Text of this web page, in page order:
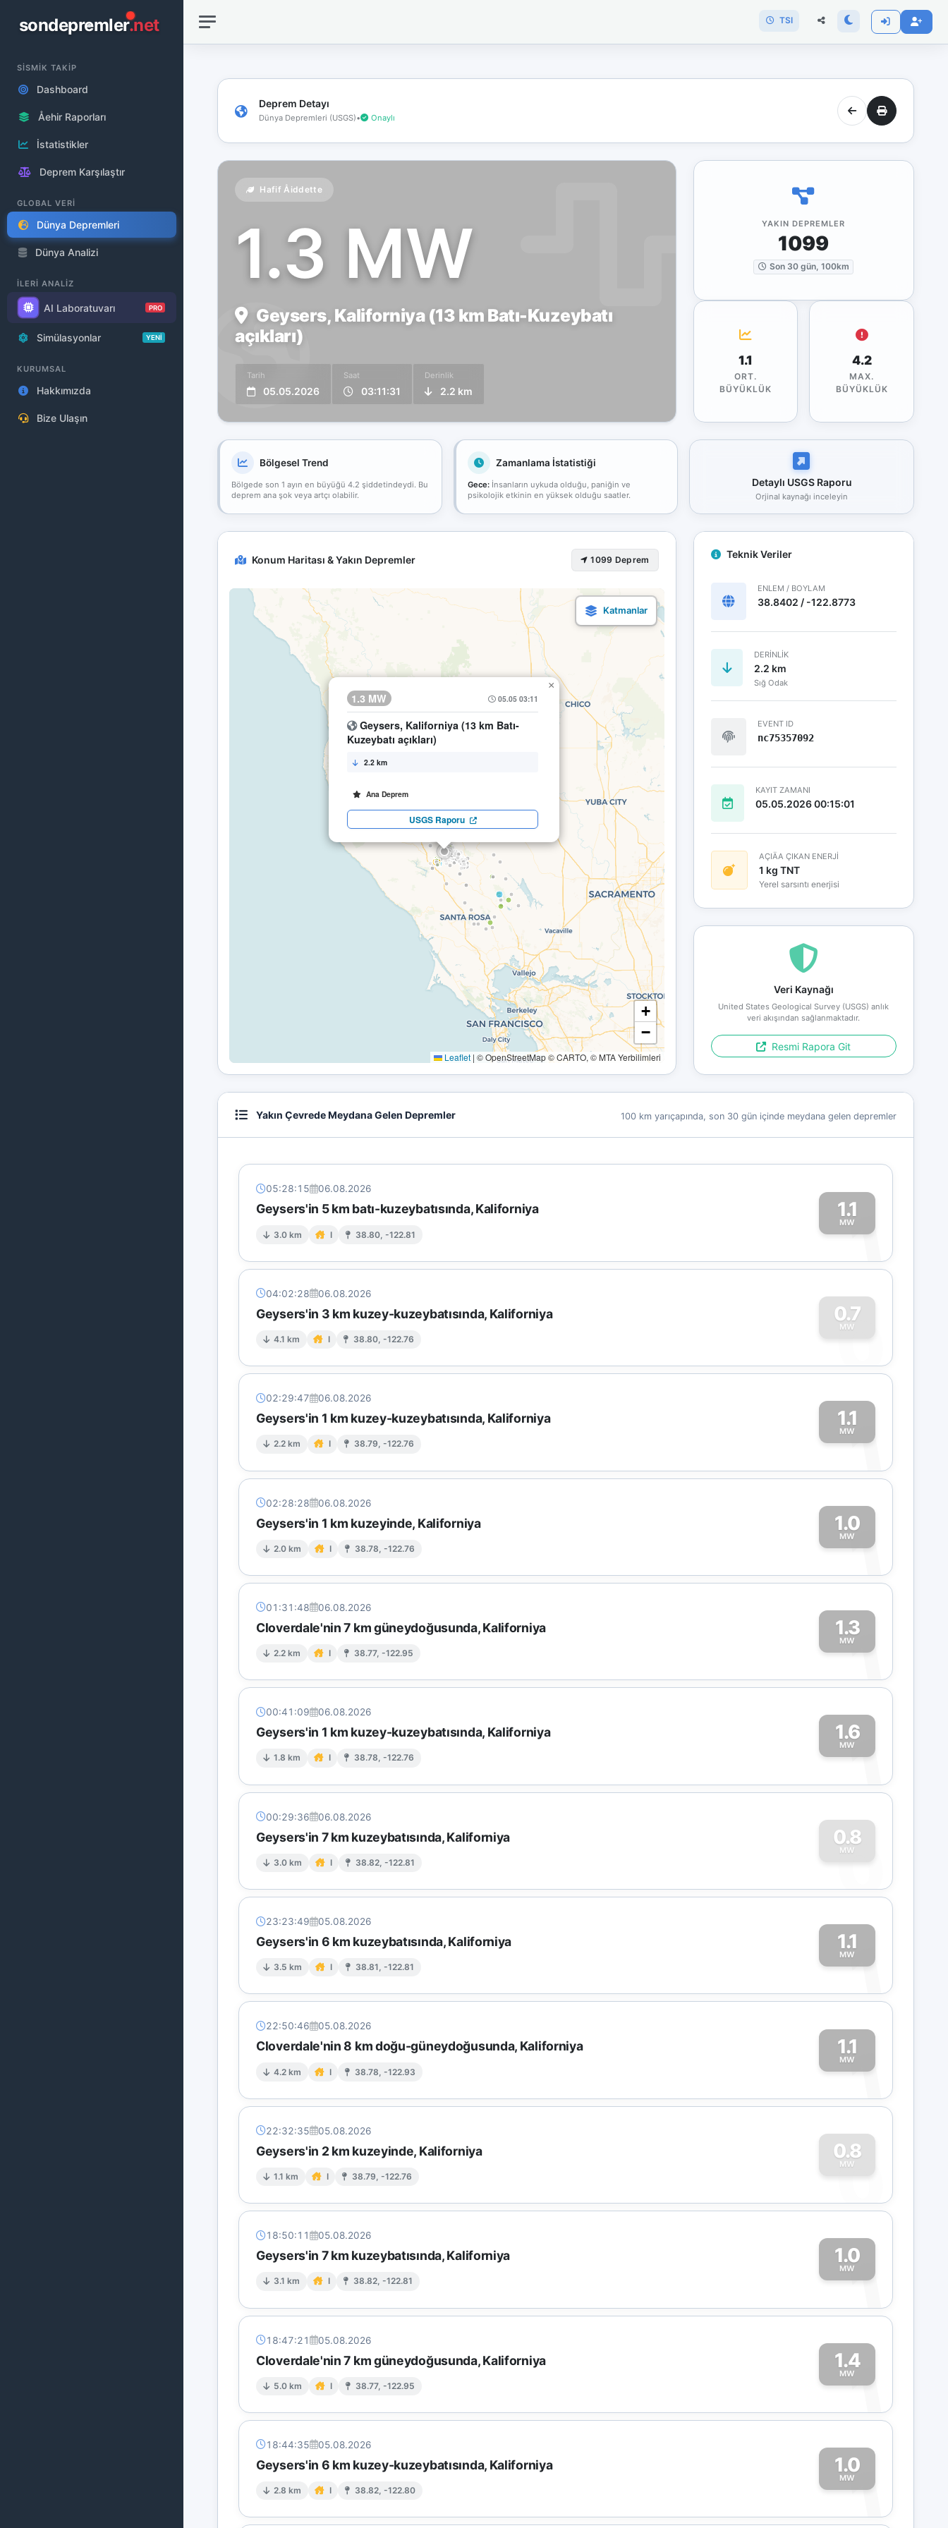
sondepremler.net
SİSMİK TAKİP
Dashboard
Åehir Raporları
İstatistikler
Deprem Karşılaştır
GLOBAL VERİ
Dünya Depremleri
Dünya Analizi
İLERİ ANALİZ
AI Laboratuvarı PRO
Simülasyonlar YENİ
KURUMSAL
Hakkımızda
Bize Ulaşın
TSI
Deprem Detayı
Dünya Depremleri (USGS)• Onaylı
Hafif Åiddette
1.3 MW
Geysers, Kaliforniya (13 km Batı-Kuzeybatı
açıkları)
Tarih
05.05.2026
Saat
03:11:31
Derinlik
2.2 km
YAKIN DEPREMLER
1099
Son 30 gün, 100km
1.1
ORT.
BÜYÜKLÜK
4.2
MAX.
BÜYÜKLÜK
Bölgesel Trend
Bölgede son 1 ayın en büyüğü 4.2 şiddetindeydi. Bu
deprem ana şok veya artçı olabilir.
Zamanlama İstatistiği
Gece:İnsanların uykuda olduğu, paniğin ve
psikolojik etkinin en yüksek olduğu saatler.
Detaylı USGS Raporu
Orjinal kaynağı inceleyin
Konum Haritası & Yakın Depremler 1099 Deprem
1.3 MW 05.05 03:11
Geysers, Kaliforniya (13 km Batı-
Kuzeybatı açıkları)
2.2 km
Ana Deprem
USGS Raporu
×
+
−
Leaflet | © OpenStreetMap © CARTO, © MTA Yerbilimleri
Teknik Veriler
ENLEM / BOYLAM
38.8402 / -122.8773
DERINLIK
2.2 km
Sığ Odak
EVENT ID
nc75357092
KAYIT ZAMANI
05.05.2026 00:15:01
AÇIÄA ÇIKAN ENERJİ
1 kg TNT
Yerel sarsıntı enerjisi
Veri Kaynağı
United States Geological Survey (USGS) anlık
veri akışından sağlanmaktadır.
Resmi Rapora Git
Yakın Çevrede Meydana Gelen Depremler 100 km yarıçapında, son 30 gün içinde meydana gelen depremler
05:28:15 06.08.2026
Geysers'in 5 km batı-kuzeybatısında, Kaliforniya
3.0 km I 38.80, -122.81
1.1
MW
1
04:02:28 06.08.2026
Geysers'in 3 km kuzey-kuzeybatısında, Kaliforniya
4.1 km I 38.80, -122.76
0.7
MW
0
02:29:47 06.08.2026
Geysers'in 1 km kuzey-kuzeybatısında, Kaliforniya
2.2 km I 38.79, -122.76
1.1
MW
1
02:28:28 06.08.2026
Geysers'in 1 km kuzeyinde, Kaliforniya
2.0 km I 38.78, -122.76
1.0
MW
1
01:31:48 06.08.2026
Cloverdale'nin 7 km güneydoğusunda, Kaliforniya
2.2 km I 38.77, -122.95
1.3
MW
1
00:41:09 06.08.2026
Geysers'in 1 km kuzey-kuzeybatısında, Kaliforniya
1.8 km I 38.78, -122.76
1.6
MW
1
00:29:36 06.08.2026
Geysers'in 7 km kuzeybatısında, Kaliforniya
3.0 km I 38.82, -122.81
0.8
MW
0
23:23:49 05.08.2026
Geysers'in 6 km kuzeybatısında, Kaliforniya
3.5 km I 38.81, -122.81
1.1
MW
1
22:50:46 05.08.2026
Cloverdale'nin 8 km doğu-güneydoğusunda, Kaliforniya
4.2 km I 38.78, -122.93
1.1
MW
1
22:32:35 05.08.2026
Geysers'in 2 km kuzeyinde, Kaliforniya
1.1 km I 38.79, -122.76
0.8
MW
0
18:50:11 05.08.2026
Geysers'in 7 km kuzeybatısında, Kaliforniya
3.1 km I 38.82, -122.81
1.0
MW
1
18:47:21 05.08.2026
Cloverdale'nin 7 km güneydoğusunda, Kaliforniya
5.0 km I 38.77, -122.95
1.4
MW
1
18:44:35 05.08.2026
Geysers'in 6 km kuzey-kuzeybatısında, Kaliforniya
2.8 km I 38.82, -122.80
1.0
MW
1
bağlantınız